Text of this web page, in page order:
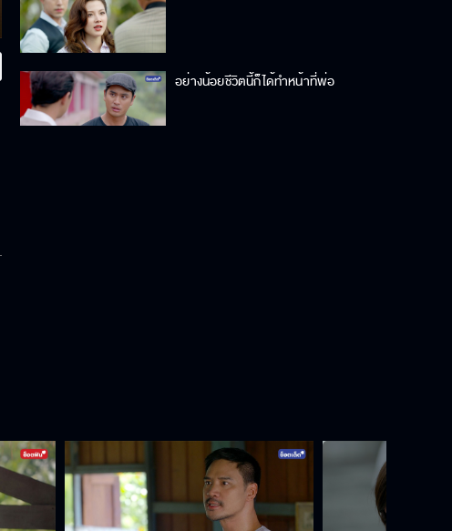
อย่างน้อยชีวิตนี้ก็ได้ทำหน้าที่พ่อ
คนที่ควรสำนึกคือพี่ชาย